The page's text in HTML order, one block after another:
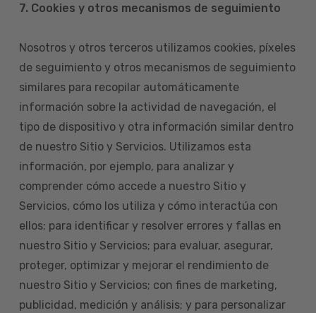
7. Cookies y otros mecanismos de seguimiento
Nosotros y otros terceros utilizamos cookies, píxeles
de seguimiento y otros mecanismos de seguimiento
similares para recopilar automáticamente
información sobre la actividad de navegación, el
tipo de dispositivo y otra información similar dentro
de nuestro Sitio y Servicios. Utilizamos esta
información, por ejemplo, para analizar y
comprender cómo accede a nuestro Sitio y
Servicios, cómo los utiliza y cómo interactúa con
ellos; para identificar y resolver errores y fallas en
nuestro Sitio y Servicios; para evaluar, asegurar,
proteger, optimizar y mejorar el rendimiento de
nuestro Sitio y Servicios; con fines de marketing,
publicidad, medición y análisis; y para personalizar